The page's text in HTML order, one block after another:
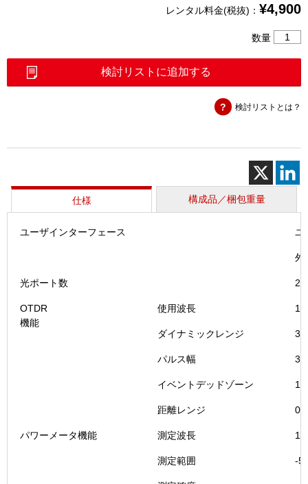
レンタル料金(税抜)： ¥4,900
数量
ィ
ド
テ
ス
検討リストに追加する
検討リストとは？
仕様 構成品／梱包重量
ユーザインターフェース ユ
外
光ポート数 2
OTDR
機能
使用波長
ダイナミックレンジ
パルス幅 3
イベントデッドゾーン
距離レンジ
パワーメータ機能 測定波長
測定範囲 -